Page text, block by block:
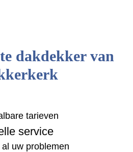
dakdekker van
tarieven
service
uw problemen